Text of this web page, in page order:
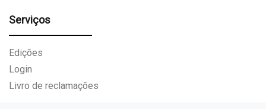
Serviços
Edições
Login
Livro de reclamações